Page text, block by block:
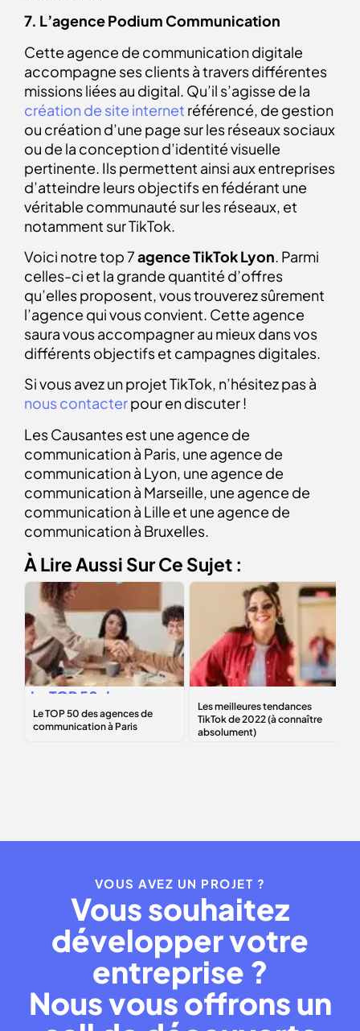
7. L’agence Podium Communication
Cette agence de communication digitale
accompagne ses clients à travers différentes
missions liées au digital. Qu’il s’agisse de la
création de site internet référencé, de gestion
ou création d’une page sur les réseaux sociaux
ou de la conception d’identité visuelle
pertinente. Ils permettent ainsi aux entreprises
d’atteindre leurs objectifs en fédérant une
véritable communauté sur les réseaux, et
notamment sur TikTok.
Voici notre top 7agence TikTokLyon. Parmi
celles-ci et la grande quantité d’offres
qu’elles proposent, vous trouverez sûrement
l’agence qui vous convient. Cette agence
saura vous accompagner au mieux dans vos
différents objectifs et campagnes digitales.
Si vous avez un projet TikTok, n’hésitez pas à
nous contacterpour en discuter !
Les Causantes est une agence de
communication à Paris, une agence de
communication à Lyon, une agence de
communication à Marseille, une agence de
communication à Lille et une agence de
communication à Bruxelles.
À Lire Aussi Sur Ce Sujet :
Le TOP 50 des
agences de
communication à
tendances TikTok
de 2022 (à
VOUS AVEZ UN PROJET ?
Vous souhaitez
développer votre
entreprise ?
Nous vous offrons un